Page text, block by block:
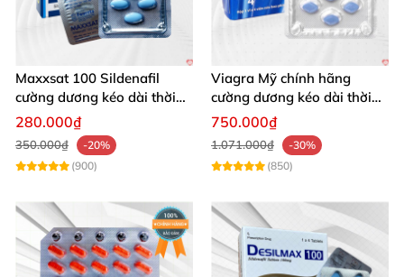
Maxxsat 100 Sildenafil
cường dương kéo dài thời
gian cho nam
280.000₫
350.000₫
-20%
(900)
Viagra Mỹ chính hãng
cường dương kéo dài thời
gian nhập khẩu
750.000₫
1.071.000₫
-30%
(850)